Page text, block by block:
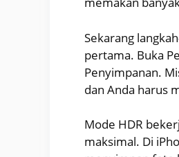
Sekarang
pertama. Buka
Penyimpanan.
dan Anda harus
Mode HDR
maksimal. Di